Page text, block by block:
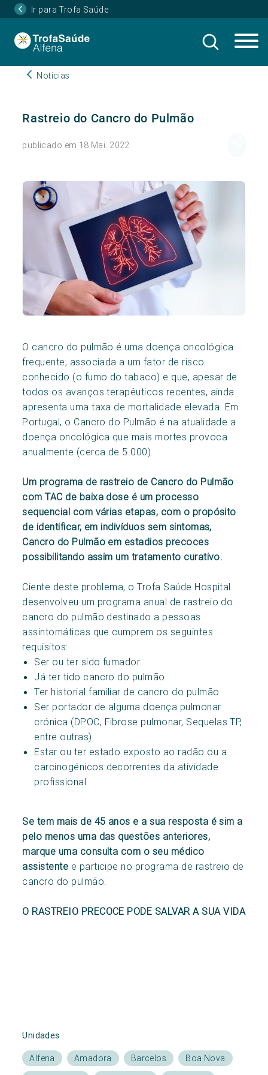
Ir para Trofa Saúde
Notícias
Rastreio do Cancro do Pulmão
publicado em 18 Mai. 2022
O cancro do pulmão é uma doença oncológica
frequente, associada a um fator de risco
conhecido (o fumo do tabaco) e que, apesar de
todos os avanços terapêuticos recentes, ainda
apresenta uma taxa de mortalidade elevada. Em
Portugal, o Cancro do Pulmão é na atualidade a
doença oncológica que mais mortes provoca
anualmente (cerca de 5.000).
Um programa de rastreio de Cancro do Pulmão
com TAC de baixa dose é um processo
sequencial com várias etapas, com o propósito
de identificar, em indivíduos sem sintomas,
Cancro do Pulmão em estadios precoces
possibilitando assim um tratamento curativo.
Ciente deste problema, o Trofa Saúde Hospital
desenvolveu um programa anual de rastreio do
cancro do pulmão destinado a pessoas
assintomáticas que cumprem os seguintes
requisitos:
Ser ou ter sido fumador
Já ter tido cancro do pulmão
Ter historial familiar de cancro do pulmão
Ser portador de alguma doença pulmonar
crónica (DPOC, Fibrose pulmonar, Sequelas TP,
entre outras)
Estar ou ter estado exposto ao radão ou a
carcinogénicos decorrentes da atividade
profissional
Se tem mais de 45 anos e a sua resposta é sim a
pelo menos uma das questões anteriores,
marque uma consulta com o seu médico
assistente e participe no programa de rastreio de
cancro do pulmão.
O RASTREIO PRECOCE PODE SALVAR A SUA VIDA
Unidades
Alfena Amadora Barcelos
Boa Nova